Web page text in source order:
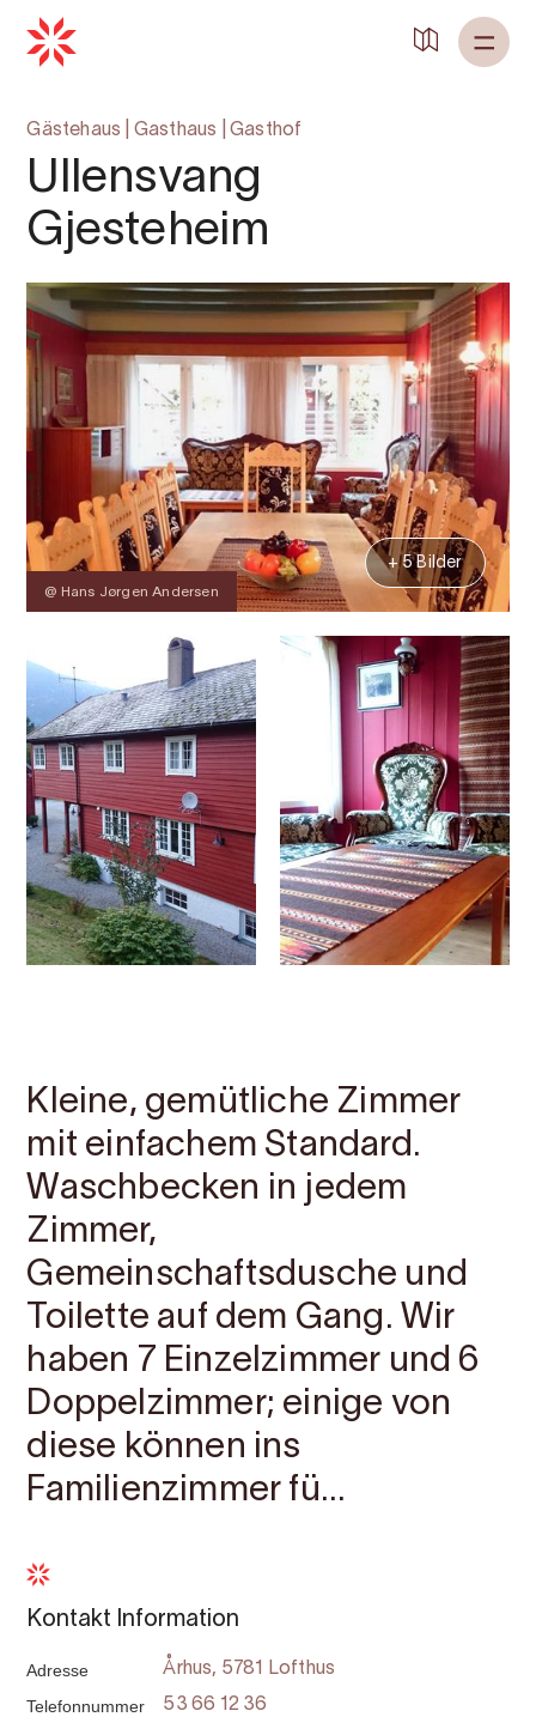
Gästehaus Gasthaus |Gasthof
Ullensvang
Gjesteheim
@ Hans Jørgen Andersen
+ 5 Bilder
Kleine, gemütliche Zimmer
mit einfachem Standard.
Waschbecken in jedem
Zimmer,
Gemeinschaftsdusche und
Toilette auf dem Gang. Wir
haben 7 Einzelzimmer und 6
Doppelzimmer; einige von
diese können ins
Familienzimmer fü...
Kontakt Information
Adresse Århus, 5781 Lofthus
Telefonnummer 53 66 12 36